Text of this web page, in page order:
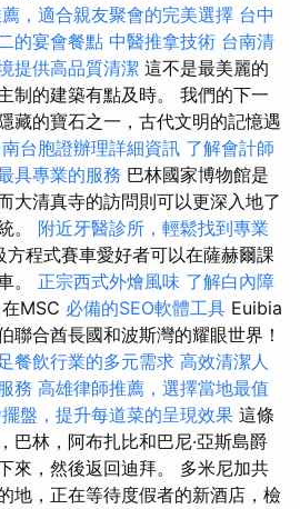
，適合親友聚會的完美選擇 台中
的宴會餐點 中醫推拿技術 台南清
提供高品質清潔 這不是最美麗的
制的建築有點及時。 我們的下一
藏的寶石之一，古代文明的記憶遇
台胞證辦理詳細資訊 了解會計師
具專業的服務 巴林國家博物館是
大清真寺的訪問則可以更深入地了
。 附近牙醫診所，輕鬆找到專業
方程式賽車愛好者可以在薩赫爾課
。 正宗西式外燴風味 了解白內障
在MSC 必備的SEO軟體工具 Euibia
聯合酋長國和波斯灣的耀眼世界！
餐飲行業的多元需求 高效清潔人
務 高雄律師推薦，選擇當地最值
盤，提升每道菜的呈現效果 這條
巴林，阿布扎比和巴尼·亞斯島爵
來，然後返回迪拜。 多米尼加共
地，正在等待度假者的新酒店，檢